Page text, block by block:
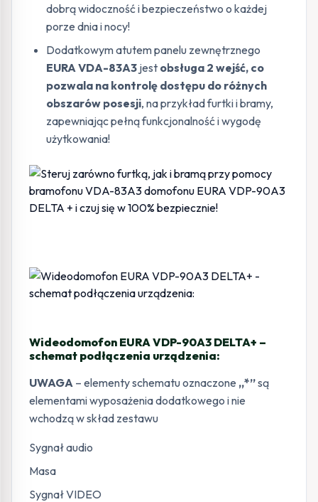
dobrą widoczność i bezpieczeństwo o każdej
porze dnia i nocy!
Dodatkowym atutem panelu zewnętrznego
EURA VDA-83A3 jest obsługa 2 wejść, co
pozwala na kontrolę dostępu do różnych
obszarów posesji, na przykład furtki i bramy,
zapewniając pełną funkcjonalność i wygodę
użytkowania!
Wideodomofon EURA VDP-90A3 DELTA+ –
schemat podłączenia urządzenia:
UWAGA – elementy schematu oznaczone „*”są
elementami wyposażenia dodatkowego i nie
wchodzą w skład zestawu
Sygnał audio
Masa
Sygnał VIDEO